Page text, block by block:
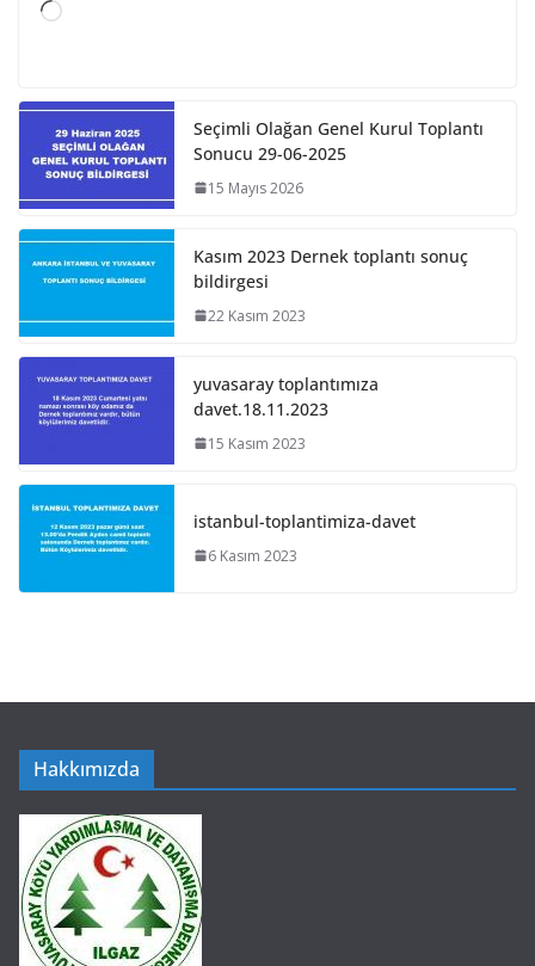
Y
l
e
n
o
r
.
.
Seçimli Olağan Genel Kurul Toplantı
Sonucu 29-06-2025
15 Mayıs 2026
Kasım 2023 Dernek toplantı sonuç
bildirgesi
22 Kasım 2023
yuvasaray toplantımıza
davet.18.11.2023
15 Kasım 2023
istanbul-toplantimiza-davet
6 Kasım 2023
Hakkımızda